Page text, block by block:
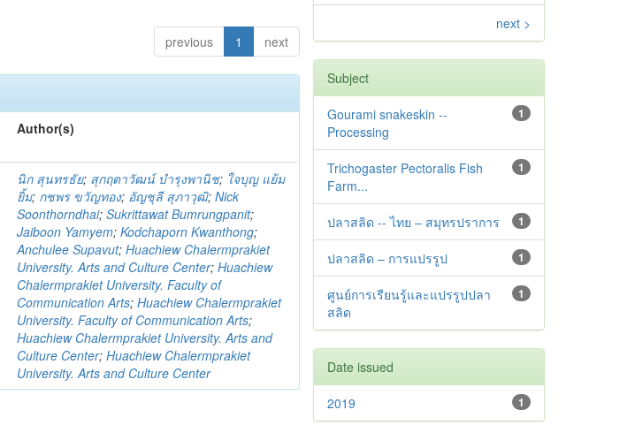
previous 1 next
Author(s)
นิก สุนทรธัย; สุกฤตาวัฒน์ บำรุงพานิช; ใจบุญ แย้ม
ยิ้ม; กชพร ขวัญทอง; อัญชุลี สุภาวุฒิ;Nick
Soonthorndhai;Sukrittawat Bumrungpanit;
Jaiboon Yamyem;Kodchaporn Kwanthong;
Anchulee Supavut;Huachiew Chalermprakiet
University. Arts and Culture Center;Huachiew
Chalermprakiet University. Faculty of
Communication Arts;Huachiew Chalermprakiet
University. Faculty of Communication Arts;
Huachiew Chalermprakiet University. Arts and
Culture Center;Huachiew Chalermprakiet
University. Arts and Culture Center
next >
Subject
1
Gourami snakeskin --
Processing
1
Trichogaster Pectoralis Fish
Farm...
1
ปลาสลิด -- ไทย – สมุทรปราการ
1
ปลาสลิด – การแปรรูป
1
ศูนย์การเรียนรู้และแปรรูปปลา
สลิด
Date issued
1
2019